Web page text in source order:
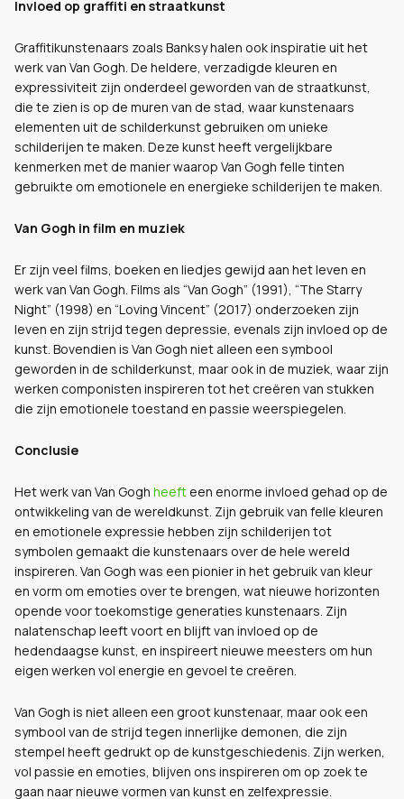
Invloed op graffiti en straatkunst
Graffitikunstenaars zoals Banksy halen ook inspiratie uit het
werk van Van Gogh. De heldere, verzadigde kleuren en
expressiviteit zijn onderdeel geworden van de straatkunst,
die te zien is op de muren van de stad, waar kunstenaars
elementen uit de schilderkunst gebruiken om unieke
schilderijen te maken. Deze kunst heeft vergelijkbare
kenmerken met de manier waarop Van Gogh felle tinten
gebruikte om emotionele en energieke schilderijen te maken.
Van Gogh in film en muziek
Er zijn veel films, boeken en liedjes gewijd aan het leven en
werk van Van Gogh. Films als “Van Gogh” (1991), “The Starry
Night” (1998) en “Loving Vincent” (2017) onderzoeken zijn
leven en zijn strijd tegen depressie, evenals zijn invloed op de
kunst. Bovendien is Van Gogh niet alleen een symbool
geworden in de schilderkunst, maar ook in de muziek, waar zijn
werken componisten inspireren tot het creëren van stukken
die zijn emotionele toestand en passie weerspiegelen.
Conclusie
Het werk van Van Gogh heeft een enorme invloed gehad op de
ontwikkeling van de wereldkunst. Zijn gebruik van felle kleuren
en emotionele expressie hebben zijn schilderijen tot
symbolen gemaakt die kunstenaars over de hele wereld
inspireren. Van Gogh was een pionier in het gebruik van kleur
en vorm om emoties over te brengen, wat nieuwe horizonten
opende voor toekomstige generaties kunstenaars. Zijn
nalatenschap leeft voort en blijft van invloed op de
hedendaagse kunst, en inspireert nieuwe meesters om hun
eigen werken vol energie en gevoel te creëren.
Van Gogh is niet alleen een groot kunstenaar, maar ook een
symbool van de strijd tegen innerlijke demonen, die zijn
stempel heeft gedrukt op de kunstgeschiedenis. Zijn werken,
vol passie en emoties, blijven ons inspireren om op zoek te
gaan naar nieuwe vormen van kunst en zelfexpressie.